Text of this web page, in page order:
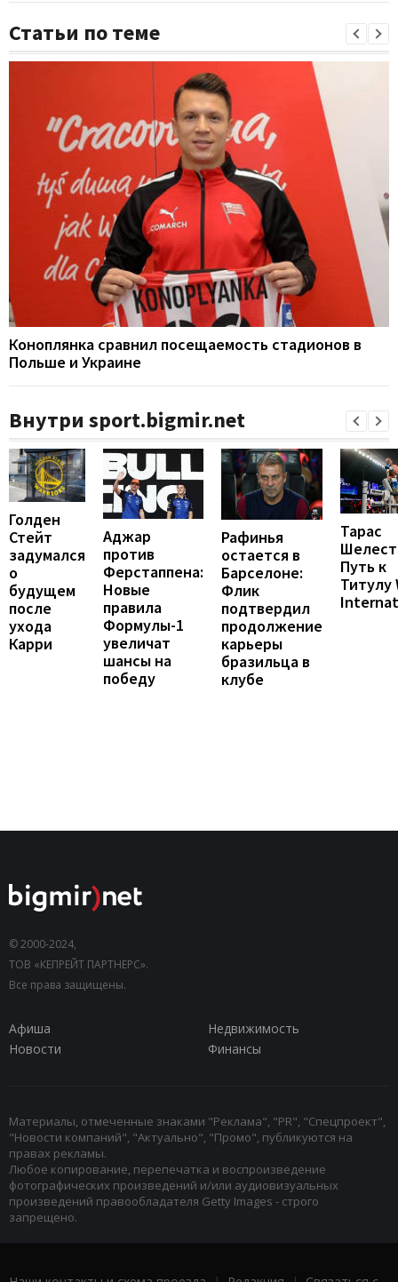
Статьи по теме
Коноплянка сравнил посещаемость стадионов в
Польше и Украине
Внутри sport.bigmir.net
Голден
Стейт
задумался
о
будущем
после
ухода
Карри
Аджар
против
Ферстаппена:
Новые
правила
Формулы-1
увеличат
шансы на
победу
Рафинья
остается в
Барселоне:
Флик
подтвердил
продолжение
карьеры
бразильца в
клубе
Тарас
Путь к
Титулу
© 2000-2024,
ТОВ «КЕПРЕЙТ ПАРТНЕРС».
Все права защищены.
Афиша
Недвижимость
Новости
Финансы
Материалы, отмеченные знаками "Реклама", "PR", "Спецпроект",
"Новости компаний", "Актуально", "Промо", публикуются на
правах рекламы.
Любое копирование, перепечатка и воспроизведение
фотографических произведений и/или аудиовизуальных
произведений правообладателя Getty Images - строго
запрещено.